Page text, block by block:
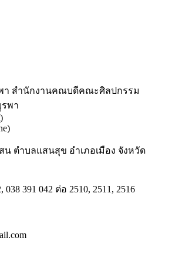
า สำนักงานคณบดีคณะศิลปกรรม
พา
น ตำบลแสนสุข อำเภอเมือง จังหวัด
391 042 ต่อ 2510, 2511, 2516